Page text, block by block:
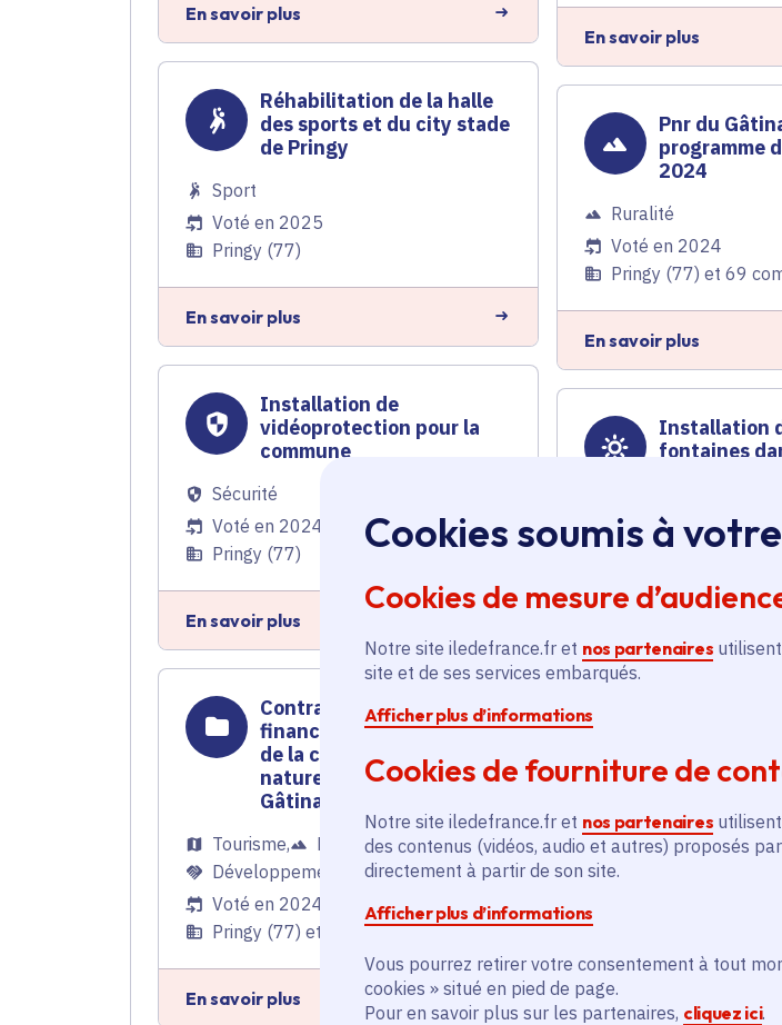
Cookies soumis à
Cookies de mesure
Notre site iledefrance.fr et nos partenaires
site et de ses services embarqués.
Afficher plus d’informations
Cookies de fourniture de
Notre site iledefrance.fr et nos partenaires
des contenus (vidéos, audio et autres) proposés
directement à partir de son site.
Afficher plus d’informations
Vous pourrez retirer votre consentement à tout
cookies » situé en pied de page.
Pour en savoir plus sur les partenaires, cliquez ici.
En savoir plus
En savoir plus
Réhabilitation de la halle
des sports et du city stade
de Pringy
Sport
Voté en 2025
Pringy (77)
En savoir plus
Pnr du
programme
2024
Ruralité
Voté en 2024
Pringy (77) et 69
En savoir plus
Installation de
vidéoprotection pour la
commune
Sécurité
Voté en 2024
Pringy (77)
En savoir plus
Installation
fontaines
Climat
Voté en 2024
En savoir plus
Contrat rural - Soutien
financier pour la révision
de la charte du Parc
naturel régional du
Gâtinais français
Tourisme, Ruralité,
Développement économique
Voté en 2024
Pringy (77) et 69 communes
En savoir plus
Parc Naturel
Gâtinais
Tourisme, Ruralité,
Développement
Voté en 2024
En savoir plus